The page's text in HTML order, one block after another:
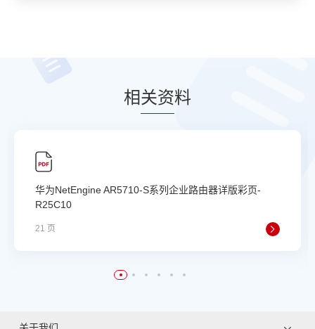
相关资料
华为NetEngine AR5710-S系列企业路由器详版彩页-
R25C10
21 页